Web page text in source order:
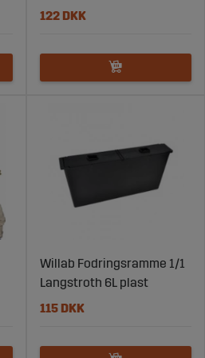
122 DKK
Willab Fodringsramme 1/1
Langstroth 6L plast
115 DKK